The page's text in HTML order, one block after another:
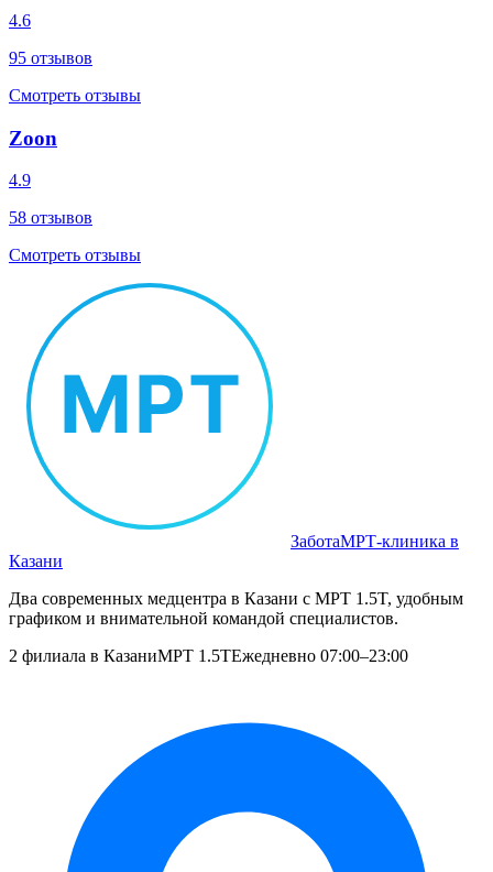
4.6
95 отзывов
Смотреть отзывы
Zoon
4.9
58 отзывов
Смотреть отзывы
ЗаботаМРТ‑клиника в
Казани
Два современных медцентра в Казани с МРТ 1.5T, удобным
графиком и внимательной командой специалистов.
2 филиала в КазаниМРТ 1.5TЕжедневно 07:00–23:00